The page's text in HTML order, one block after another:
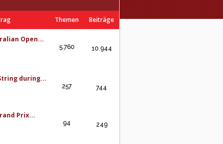
Themen Beiträge
Open...
5.760 10.944
during...
257 744
Prix...
94 249